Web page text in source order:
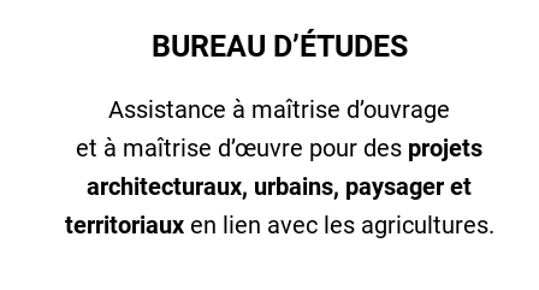
BUREAU D’ÉTUDES
Assistance à maîtrise d’ouvrage
et à maîtrise d’œuvre pour des projets
architecturaux, urbains, paysager et
territoriauxen lien avec les agricultures.